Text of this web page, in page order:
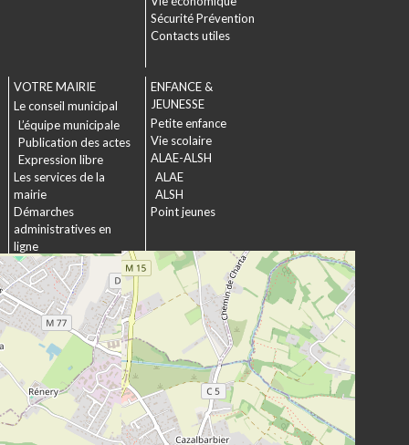
Sécurité Prévention
Contacts utiles
VOTRE MAIRIE
Le conseil municipal
L’équipe municipale
Publication des actes
Expression libre
Les services de la
mairie
Démarches
administratives en
ligne
Formulaires
Marchés publics
ENFANCE &
JEUNESSE
Petite enfance
Vie scolaire
ALAE-ALSH
ALAE
ALSH
Point jeunes
SOCIAL &
SOLIDARITÉ
Actions municipales
La commission
intergénérationnelle
Maison de retraite La
chartreuse
Les établissements
médico-sociaux
Projet Se Canto